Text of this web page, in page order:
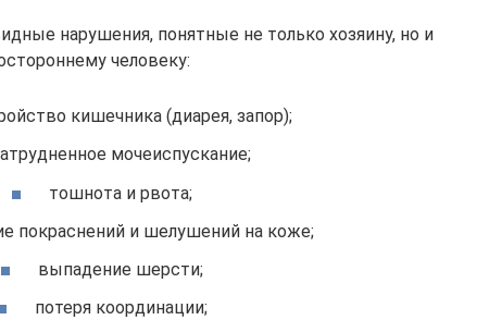
нарушения, понятные не только хозяину, но и
человеку:
кишечника (диарея, запор);
мочеиспускание;
тошнота и рвота;
покраснений и шелушений на коже;
выпадение шерсти;
потеря координации;